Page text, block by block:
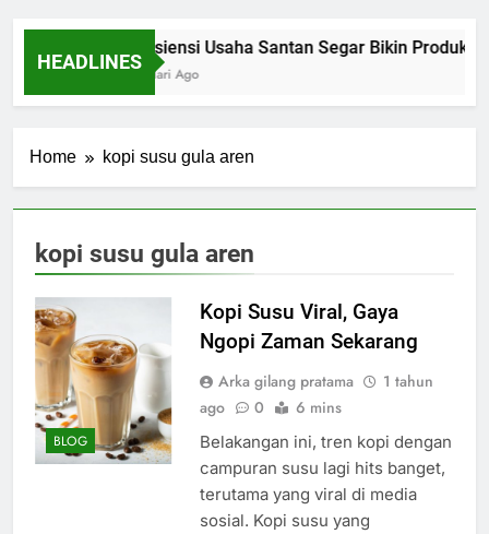
HEADLINES
Efisiensi Usaha Santan Segar Bikin Produksi
2 Hari Ago
Home kopi susu gula aren
kopi susu gula aren
BLOG
Kopi Susu Viral, Gaya
Ngopi Zaman Sekarang
Arka gilang pratama
1 tahun
ago
0 6 mins
Belakangan ini, tren kopi dengan
campuran susu lagi hits banget,
terutama yang viral di media
sosial. Kopi susu yang